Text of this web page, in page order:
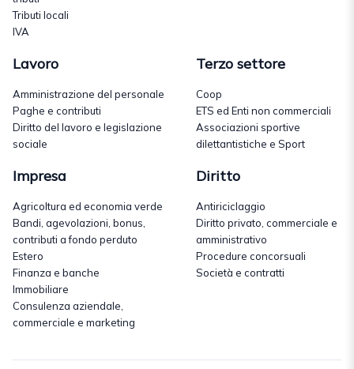
Tributi locali
IVA
Lavoro
Amministrazione del personale
Paghe e contributi
Diritto del lavoro e legislazione
sociale
Terzo settore
Coop
ETS ed Enti non commerciali
Associazioni sportive
dilettantistiche e Sport
Impresa
Agricoltura ed economia verde
Bandi, agevolazioni, bonus,
contributi a fondo perduto
Estero
Finanza e banche
Immobiliare
Consulenza aziendale,
commerciale e marketing
Diritto
Antiriciclaggio
Diritto privato, commerciale e
amministrativo
Procedure concorsuali
Società e contratti